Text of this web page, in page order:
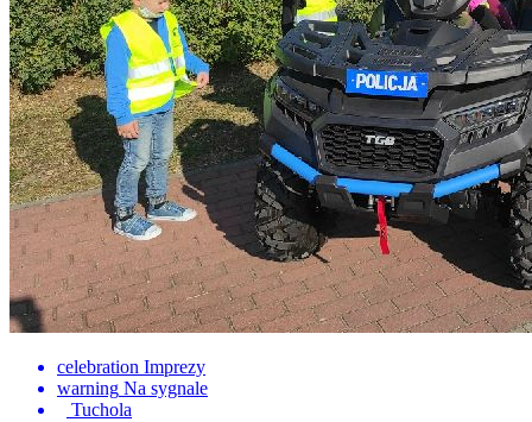
celebration Imprezy
warning Na sygnale
Tuchola